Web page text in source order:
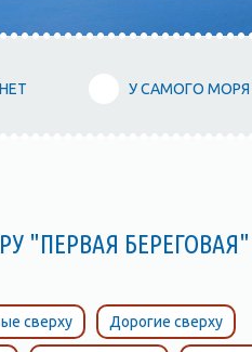
У САМОГО МОРЯ
"ПЕРВАЯ БЕРЕГОВАЯ"
сверху Дорогие сверху